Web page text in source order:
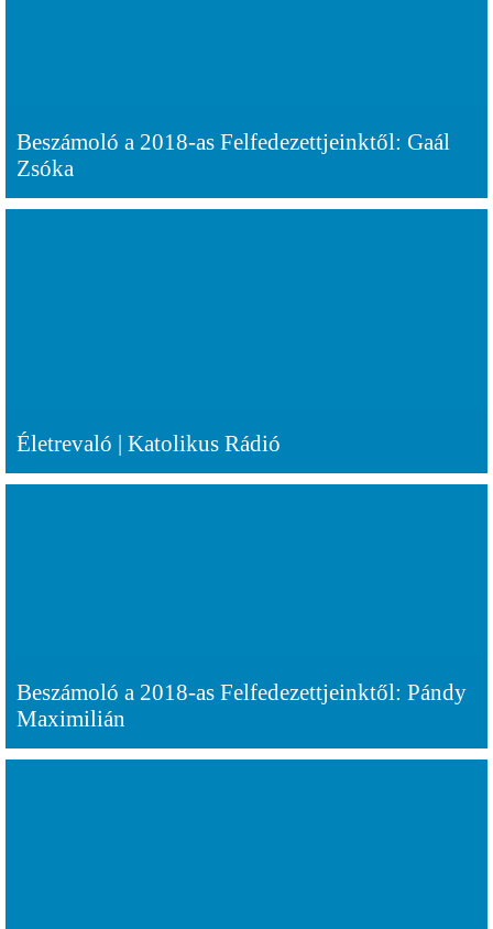
Beszámoló a 2018-as Felfedezettjeinktől: Gaál
Zsóka
Életrevaló | Katolikus Rádió
Beszámoló a 2018-as Felfedezettjeinktől: Pándy
Maximilián